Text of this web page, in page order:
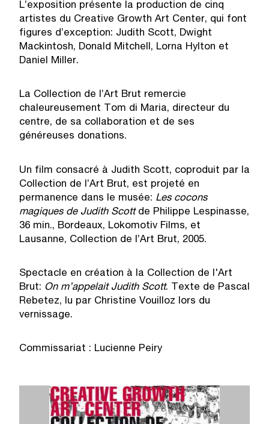
L’exposition présente la production de cinq
artistes du Creative Growth Art Center, qui font
figures d’exception: Judith Scott, Dwight
Mackintosh, Donald Mitchell, Lorna Hylton et
Daniel Miller.
La Collection de l’Art Brut remercie
chaleureusement Tom di Maria, directeur du
centre, de sa collaboration et de ses
généreuses donations.
Un film consacré à Judith Scott, coproduit par la
Collection de l’Art Brut, est projeté en
permanence dans le musée: Les cocons
magiques de Judith Scottde Philippe Lespinasse,
36 min., Bordeaux, Lokomotiv Films, et
Lausanne, Collection de l’Art Brut, 2005.
Spectacle en création à la Collection de l'Art
Brut: On m’appelait Judith Scott. Texte de Pascal
Rebetez, lu par Christine Vouilloz lors du
vernissage.
Commissariat : Lucienne Peiry